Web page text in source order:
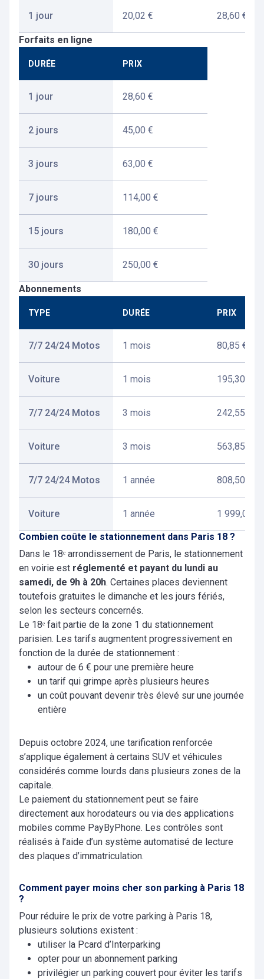
1 jour 20,02 € 28,60 €
Forfaits en ligne
DURÉE PRIX
1 jour 28,60 €
2 jours 45,00 €
3 jours 63,00 €
7 jours 114,00 €
15 jours 180,00 €
30 jours 250,00 €
Abonnements
TYPE DURÉE PRIX
7/7 24/24 Motos 1 mois 80,85 €
Voiture 1 mois 195,30 €
7/7 24/24 Motos 3 mois 242,55 €
Voiture 3 mois 563,85 €
7/7 24/24 Motos 1 année 808,50 €
Voiture 1 année 1 999,00 €
Combien coûte le stationnement dans Paris 18 ?
Dans le 18ᵉ arrondissement de Paris, le stationnement
en voirie est réglementé et payant du lundi au
samedi, de 9h à 20h. Certaines places deviennent
toutefois gratuites le dimanche et les jours fériés,
selon les secteurs concernés.
Le 18ᵉ fait partie de la zone 1 du stationnement
parisien. Les tarifs augmentent progressivement en
fonction de la durée de stationnement :
autour de 6 € pour une première heure
un tarif qui grimpe après plusieurs heures
un coût pouvant devenir très élevé sur une journée
entière
Depuis octobre 2024, une tarification renforcée
s’applique également à certains SUV et véhicules
considérés comme lourds dans plusieurs zones de la
capitale.
Le paiement du stationnement peut se faire
directement aux horodateurs ou via des applications
mobiles comme PayByPhone. Les contrôles sont
réalisés à l’aide d’un système automatisé de lecture
des plaques d’immatriculation.
Comment payer moins cher son parking à Paris 18
?
Pour réduire le prix de votre parking à Paris 18,
plusieurs solutions existent :
utiliser la Pcard d’Interparking
opter pour un abonnement parking
privilégier un parking couvert pour éviter les tarifs